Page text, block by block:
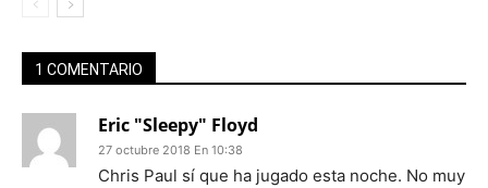
1 COMENTARIO
Eric "Sleepy" Floyd
27 octubre 2018 En 10:38
Chris Paul sí que ha jugado esta noche. No muy